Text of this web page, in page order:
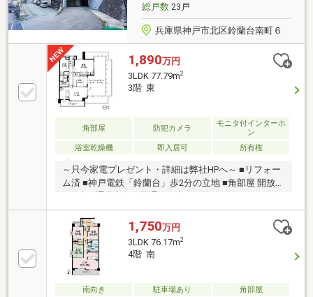
総戸数23戸
兵庫県神戸市北区鈴蘭台南町６
1,890万円
3LDK 77.79m2
3階 東
角部屋 防犯カメラ
モニタ付インターホ
ン
浴室乾燥機
即入居可 所有権
～只今家電プレゼント・詳細は弊社HPへ～ ■リフォー
ム済 ■神戸電鉄「鈴蘭台」歩2分の立地 ■角部屋 開放的
コニーに面した明るいリビング
1,750万円
3LDK 76.17m2
4階 南
南向き 駐車場あり 角部屋